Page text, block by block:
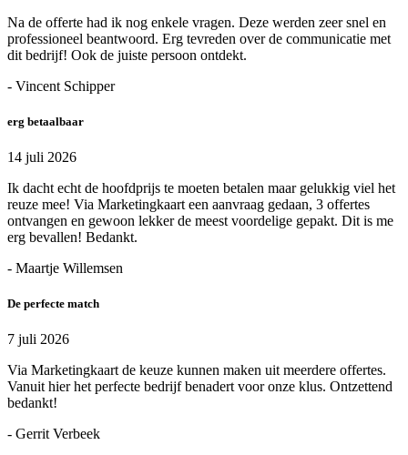
Na de offerte had ik nog enkele vragen. Deze werden zeer snel en
professioneel beantwoord. Erg tevreden over de communicatie met
dit bedrijf! Ook de juiste persoon ontdekt.
- Vincent Schipper
erg betaalbaar
14 juli 2026
Ik dacht echt de hoofdprijs te moeten betalen maar gelukkig viel het
reuze mee! Via Marketingkaart een aanvraag gedaan, 3 offertes
ontvangen en gewoon lekker de meest voordelige gepakt. Dit is me
erg bevallen! Bedankt.
- Maartje Willemsen
De perfecte match
7 juli 2026
Via Marketingkaart de keuze kunnen maken uit meerdere offertes.
Vanuit hier het perfecte bedrijf benadert voor onze klus. Ontzettend
bedankt!
- Gerrit Verbeek